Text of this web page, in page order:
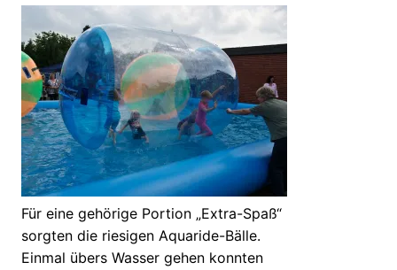
Für eine gehörige Portion „Extra-Spaß“
sorgten die riesigen Aquaride-Bälle.
Einmal übers Wasser gehen konnten